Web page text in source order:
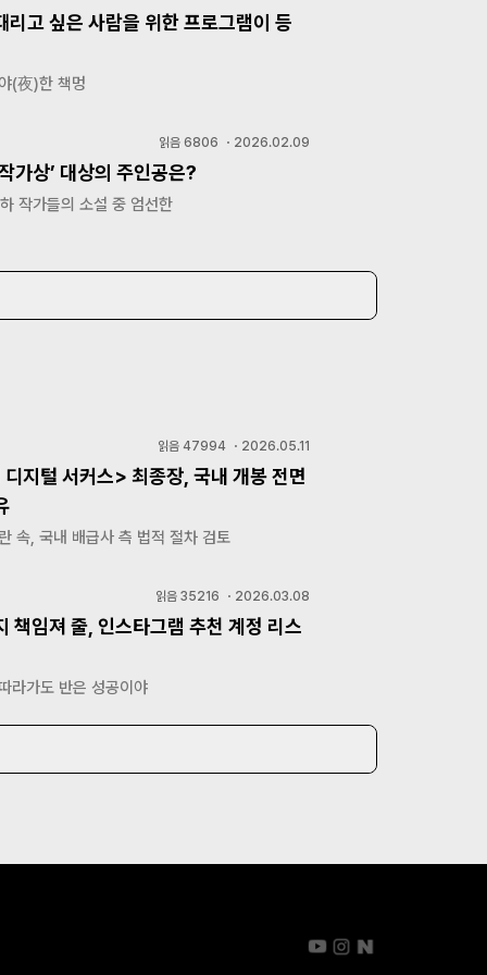
리고 싶은 사람을 위한 프로그램이 등
(夜)한 책멍
읽음 6806 ・ 2026.02.09
가상’ 대상의 주인공은?
작가들의 소설 중 엄선한
읽음 47994・ 2026.05.11
지털 서커스> 최종장, 국내 개봉 전면
속, 국내 배급사 측 법적 절차 검토
읽음 35216 ・ 2026.03.08
책임져 줄, 인스타그램 추천 계정 리스
라가도 반은 성공이야